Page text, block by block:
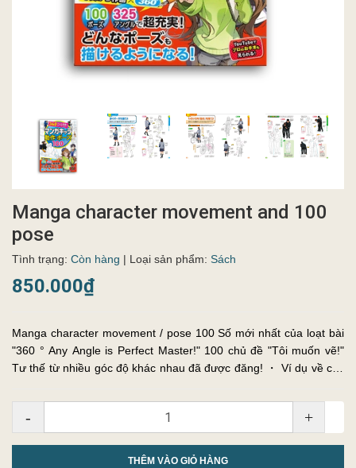
Manga character movement and 100
pose
Tình trạng: Còn hàng | Loại sản phẩm: Sách
850.000₫
Manga character movement / pose 100 Số mới nhất của loạt bài
"360 ° Any Angle is Perfect Master!" 100 chủ đề "Tôi muốn vẽ!"
Tư thế từ nhiều góc độ khác nhau đã được đăng! ・ Ví dụ về các
- +
THÊM VÀO GIỎ HÀNG